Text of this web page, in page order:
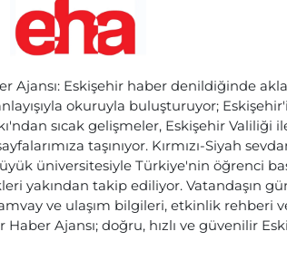
Ajansı: Eskişehir haber denildiğinde
okuruyla buluşturuyor;
sıcak gelişmeler, Eskişehir
taşınıyor. Kırmızı-Siyah
üniversitesiyle Türkiye'nin öğrenci
takip ediliyor. Vatandaşın
ve ulaşım bilgileri, etkinlik rehberi
Ajansı; doğru, hızlı ve güvenilir